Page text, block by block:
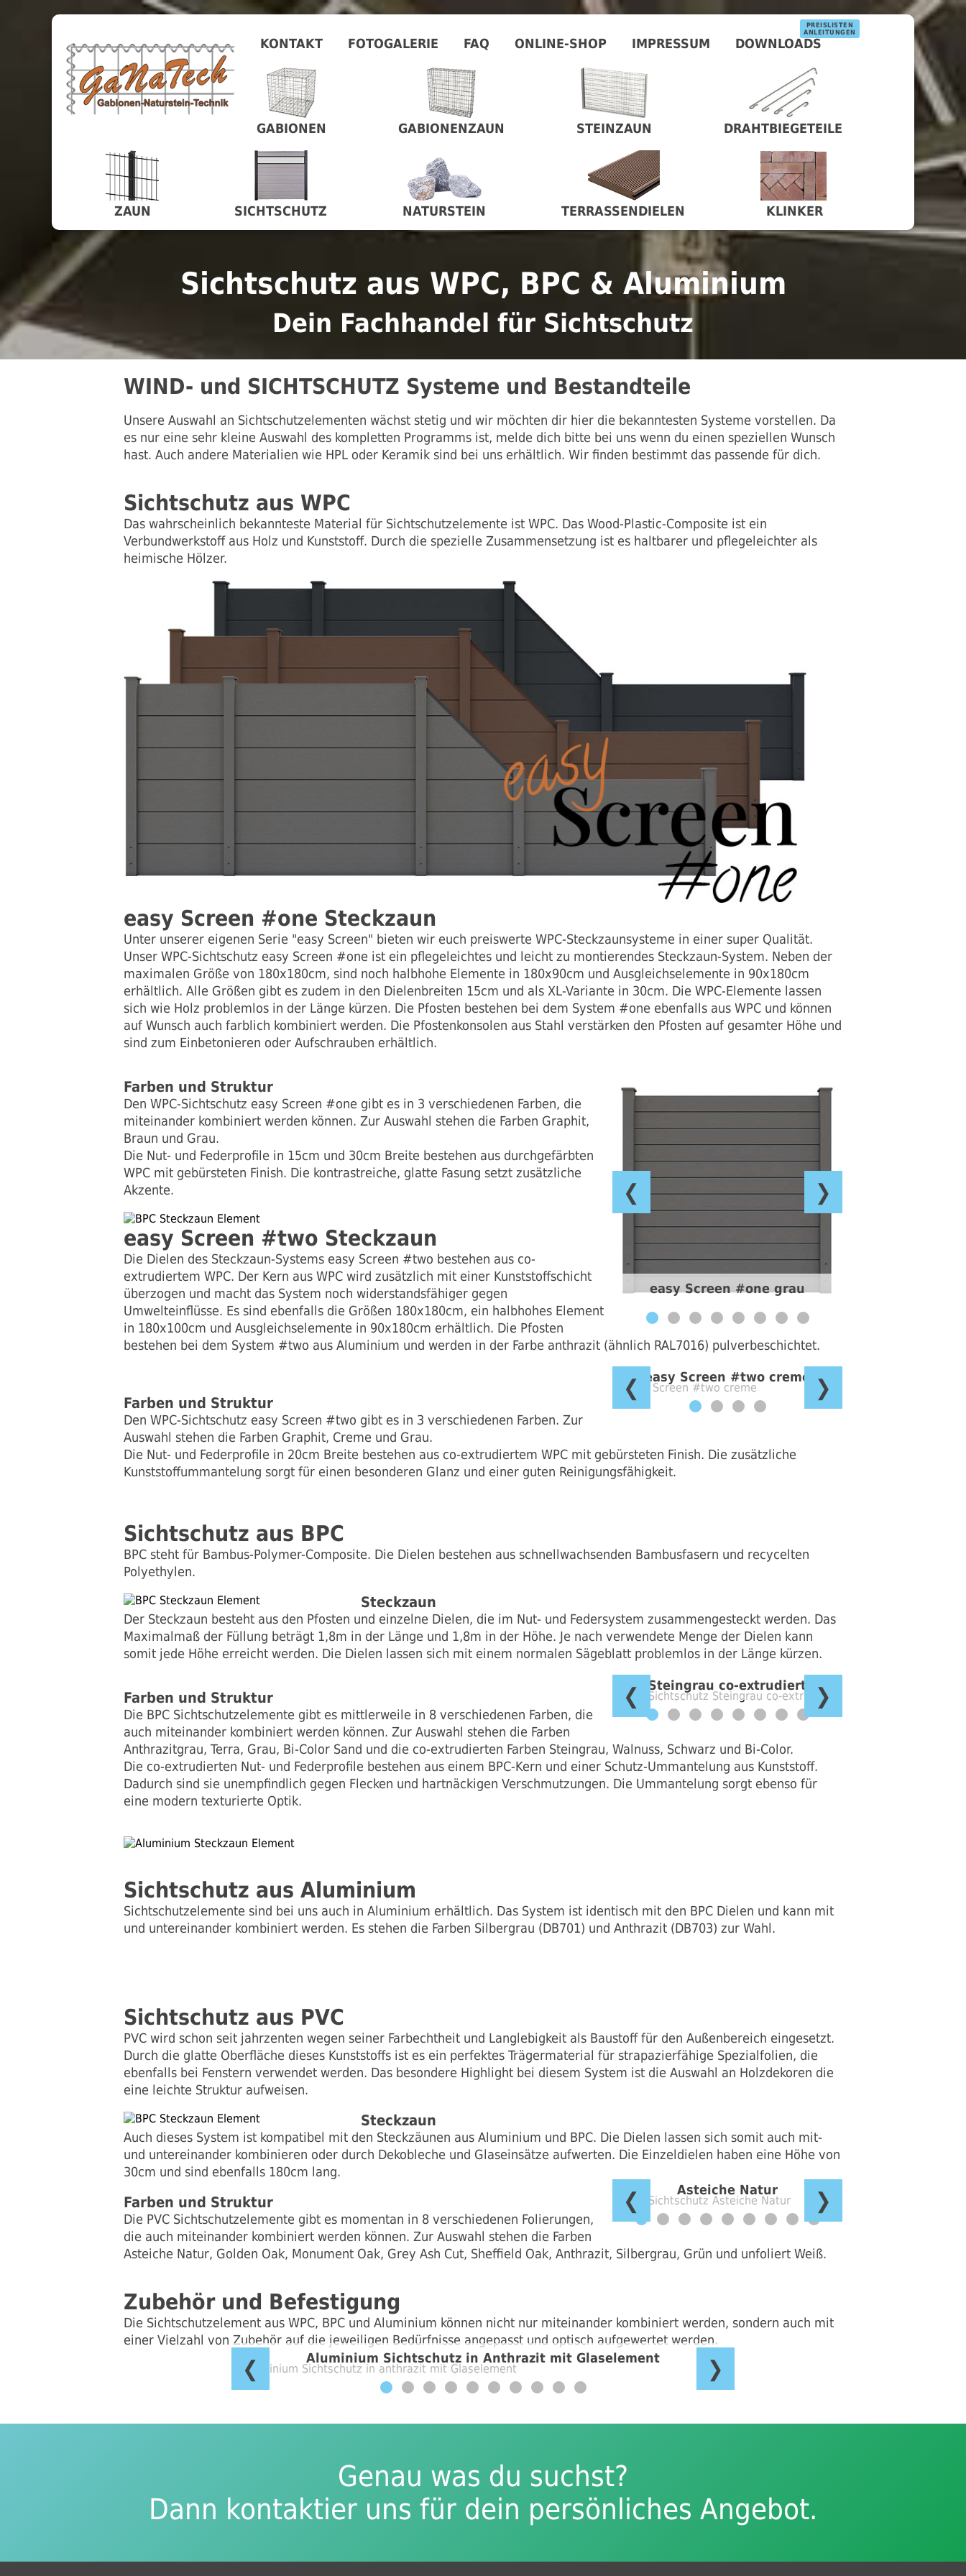
KONTAKT FOTOGALERIE FAQ ONLINE-SHOP IMPRESSUM DOWNLOADS
PREISLISTEN
ANLEITUNGEN
GABIONEN GABIONENZAUN STEINZAUN DRAHTBIEGETEILE
ZAUN SICHTSCHUTZ NATURSTEIN TERRASSENDIELEN KLINKER
Sichtschutz aus WPC, BPC & Aluminium
Dein Fachhandel für Sichtschutz
WIND- und SICHTSCHUTZ Systeme und Bestandteile
Unsere Auswahl an Sichtschutzelementen wächst stetig und wir möchten dir hier die bekanntesten Systeme vorstellen. Da
es nur eine sehr kleine Auswahl des kompletten Programms ist, melde dich bitte bei uns wenn du einen speziellen Wunsch
hast. Auch andere Materialien wie HPL oder Keramik sind bei uns erhältlich. Wir finden bestimmt das passende für dich.
Sichtschutz aus WPC
Das wahrscheinlich bekannteste Material für Sichtschutzelemente ist WPC. Das Wood-Plastic-Composite ist ein
Verbundwerkstoff aus Holz und Kunststoff. Durch die spezielle Zusammensetzung ist es haltbarer und pflegeleichter als
heimische Hölzer.
easy Screen #one Steckzaun
Unter unserer eigenen Serie "easy Screen" bieten wir euch preiswerte WPC-Steckzaunsysteme in einer super Qualität.
Unser WPC-Sichtschutz easy Screen #one ist ein pflegeleichtes und leicht zu montierendes Steckzaun-System. Neben der
maximalen Größe von 180x180cm, sind noch halbhohe Elemente in 180x90cm und Ausgleichselemente in 90x180cm
erhältlich. Alle Größen gibt es zudem in den Dielenbreiten 15cm und als XL-Variante in 30cm. Die WPC-Elemente lassen
sich wie Holz problemlos in der Länge kürzen. Die Pfosten bestehen bei dem System #one ebenfalls aus WPC und können
auf Wunsch auch farblich kombiniert werden. Die Pfostenkonsolen aus Stahl verstärken den Pfosten auf gesamter Höhe und
sind zum Einbetonieren oder Aufschrauben erhältlich.
easy Screen #one grau
❮ ❯
Farben und Struktur
Den WPC-Sichtschutz easy Screen #one gibt es in 3 verschiedenen Farben, die
miteinander kombiniert werden können. Zur Auswahl stehen die Farben Graphit,
Braun und Grau.
Die Nut- und Federprofile in 15cm und 30cm Breite bestehen aus durchgefärbten
WPC mit gebürsteten Finish. Die kontrastreiche, glatte Fasung setzt zusätzliche
Akzente.
easy Screen #two Steckzaun
Die Dielen des Steckzaun-Systems easy Screen #two bestehen aus co-
extrudiertem WPC. Der Kern aus WPC wird zusätzlich mit einer Kunststoffschicht
überzogen und macht das System noch widerstandsfähiger gegen
Umwelteinflüsse. Es sind ebenfalls die Größen 180x180cm, ein halbhohes Element
in 180x100cm und Ausgleichselemente in 90x180cm erhältlich. Die Pfosten
bestehen bei dem System #two aus Aluminium und werden in der Farbe anthrazit (ähnlich RAL7016) pulverbeschichtet.
easy Screen #two creme
❮ ❯
Farben und Struktur
Den WPC-Sichtschutz easy Screen #two gibt es in 3 verschiedenen Farben. Zur
Auswahl stehen die Farben Graphit, Creme und Grau.
Die Nut- und Federprofile in 20cm Breite bestehen aus co-extrudiertem WPC mit gebürsteten Finish. Die zusätzliche
Kunststoffummantelung sorgt für einen besonderen Glanz und einer guten Reinigungsfähigkeit.
Sichtschutz aus BPC
BPC steht für Bambus-Polymer-Composite. Die Dielen bestehen aus schnellwachsenden Bambusfasern und recycelten
Polyethylen.
Steckzaun
Der Steckzaun besteht aus den Pfosten und einzelne Dielen, die im Nut- und Federsystem zusammengesteckt werden. Das
Maximalmaß der Füllung beträgt 1,8m in der Länge und 1,8m in der Höhe. Je nach verwendete Menge der Dielen kann
somit jede Höhe erreicht werden. Die Dielen lassen sich mit einem normalen Sägeblatt problemlos in der Länge kürzen.
Farben und Struktur
Steingrau co-extrudiert
❮ ❯
Die BPC Sichtschutzelemente gibt es mittlerweile in 8 verschiedenen Farben, die
auch miteinander kombiniert werden können. Zur Auswahl stehen die Farben
Anthrazitgrau, Terra, Grau, Bi-Color Sand und die co-extrudierten Farben Steingrau, Walnuss, Schwarz und Bi-Color.
Die co-extrudierten Nut- und Federprofile bestehen aus einem BPC-Kern und einer Schutz-Ummantelung aus Kunststoff.
Dadurch sind sie unempfindlich gegen Flecken und hartnäckigen Verschmutzungen. Die Ummantelung sorgt ebenso für
eine modern texturierte Optik.
Sichtschutz aus Aluminium
Sichtschutzelemente sind bei uns auch in Aluminium erhältlich. Das System ist identisch mit den BPC Dielen und kann mit
und untereinander kombiniert werden. Es stehen die Farben Silbergrau (DB701) und Anthrazit (DB703) zur Wahl.
Sichtschutz aus PVC
PVC wird schon seit jahrzenten wegen seiner Farbechtheit und Langlebigkeit als Baustoff für den Außenbereich eingesetzt.
Durch die glatte Oberfläche dieses Kunststoffs ist es ein perfektes Trägermaterial für strapazierfähige Spezialfolien, die
ebenfalls bei Fenstern verwendet werden. Das besondere Highlight bei diesem System ist die Auswahl an Holzdekoren die
eine leichte Struktur aufweisen.
Steckzaun
Auch dieses System ist kompatibel mit den Steckzäunen aus Aluminium und BPC. Die Dielen lassen sich somit auch mit-
und untereinander kombinieren oder durch Dekobleche und Glaseinsätze aufwerten. Die Einzeldielen haben eine Höhe von
30cm und sind ebenfalls 180cm lang.
Farben und Struktur
Asteiche Natur
❮ ❯
Die PVC Sichtschutzelemente gibt es momentan in 8 verschiedenen Folierungen,
die auch miteinander kombiniert werden können. Zur Auswahl stehen die Farben
Asteiche Natur, Golden Oak, Monument Oak, Grey Ash Cut, Sheffield Oak, Anthrazit, Silbergrau, Grün und unfoliert Weiß.
Zubehör und Befestigung
Die Sichtschutzelement aus WPC, BPC und Aluminium können nicht nur miteinander kombiniert werden, sondern auch mit
einer Vielzahl von Zubehör auf die jeweiligen Bedürfnisse angepasst und optisch aufgewertet werden.
Aluminium Sichtschutz in Anthrazit mit Glaselement
❮ ❯
Genau was du suchst?
Dann kontaktier uns für dein persönliches Angebot.